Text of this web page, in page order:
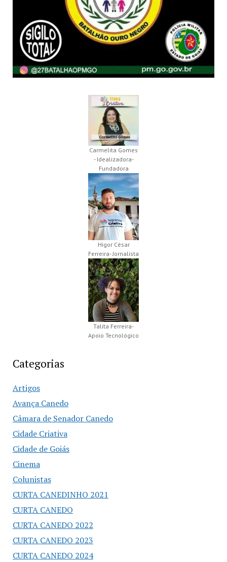
Carmelita Gomes
- Idealizadora-
Fundadora
Higor César
Ferreira- Jornalista
Talita Ferreira-
Apoio Tecnológico
Categorias
Artigos
Avança Canedo
Câmara de Senador Canedo
Cidade Criativa
Cidade de Goiás
Cinema
Colunistas
CURTA CANEDINHO 2021
CURTA CANEDO
CURTA CANEDO 2022
CURTA CANEDO 2023
CURTA CANEDO 2024